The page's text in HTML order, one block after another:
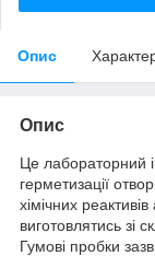
Опис
Опис
Це лабораторний
герметизації
хімічних
виготовлятись зі
Гумові пробки